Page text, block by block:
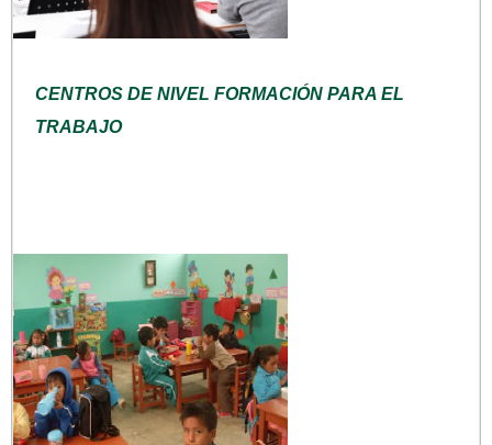
CENTROS DE NIVEL FORMACIÓN PARA EL
TRABAJO